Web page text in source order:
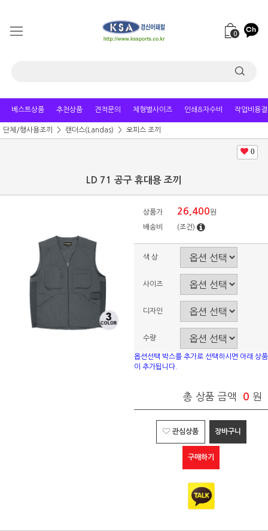
0
베스트상품 추천상품 견적문의 체형별사이즈 인쇄&자수비 작업비용
단체/행사용조끼 랜더스(Landas) 오피스 조끼
0
LD 71 공구 휴대용 조끼
상품가 26,400원
배송비 (조건)
색 상
사이즈
디자인
수량
옵션선택 박스를 추가로 선택하시면 아래 상품
이 추가됩니다.
총 상품 금액 0 원
관심상품 장바구니
구매하기